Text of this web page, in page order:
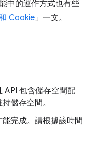
中的運作方式也有些
Cookie」一文。
API 包含儲存空間配
儲存空間。
完成。請根據該時間